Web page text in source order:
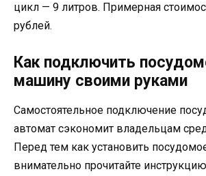
цикл — 9 литров. Примерная
рублей.
Как подключить
машину своими руками
Самостоятельное подключение
автомат сэкономит владельцам
Перед тем как установить
внимательно прочитайте